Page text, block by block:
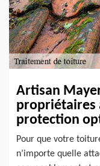
Artisan
propriétaires
protection
Pour que votre
n’importe quelle